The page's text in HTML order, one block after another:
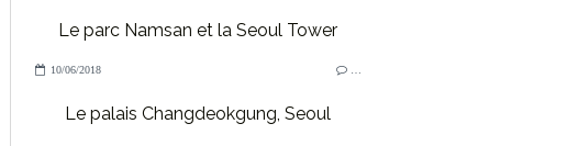
Le parc Namsan et la Seoul Tower
10/06/2018
Le palais Changdeokgung, Seoul